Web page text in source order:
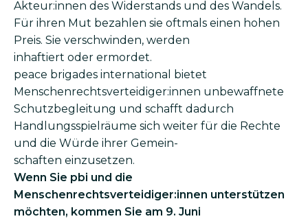
Akteur:innen des Widerstands und des Wandels.
Für ihren Mut bezahlen sie oftmals einen hohen
Preis. Sie verschwinden, werden
inhaftiert oder ermordet.
peace brigades international bietet
Menschenrechts­verteidiger:innen unbewaffnete
Schutzbegleitung und schafft dadurch
Handlungsspielräume sich weiter für die Rechte
und die Würde ihrer Gemein­
schaften einzusetzen.
Wenn Sie pbi und die
Menschenrechtsverteidiger:innen unterstützen
möchten, kommen Sie am 9. Juni